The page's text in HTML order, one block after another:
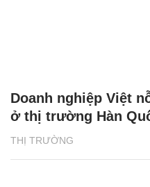
THỊ TRƯỜNG
Doanh nghiệp Việt
ở thị trường Hàn